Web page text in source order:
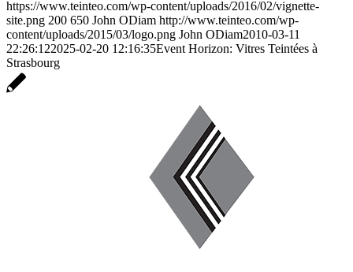
https://www.teinteo.com/wp-content/uploads/2016/02/vignette-
site.png 200 650 John ODiam http://www.teinteo.com/wp-
content/uploads/2015/03/logo.png John ODiam2010-03-11
22:26:122025-02-20 12:16:35Event Horizon: Vitres Teintées à
Strasbourg